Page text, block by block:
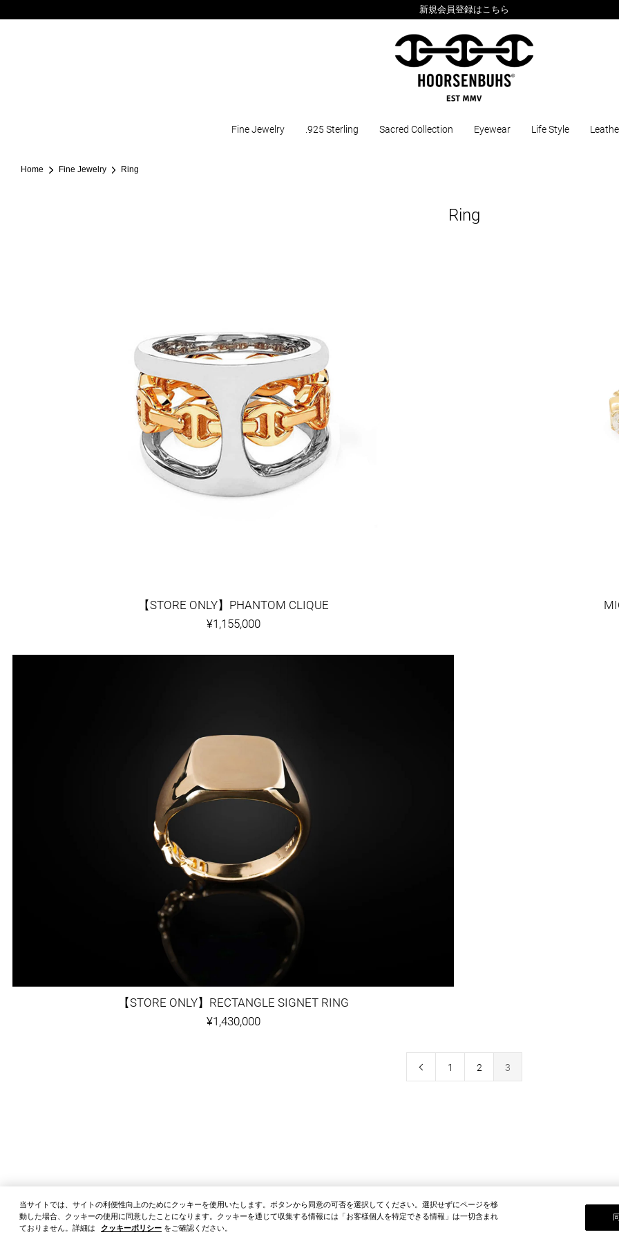
新規会員登録はこちら
Fine Jewelry .925 Sterling Sacred Collection Eyewear Life Style
Home Fine Jewelry Ring
Ring
【STORE ONLY】PHANTOM CLIQUE
¥1,155,000
【STORE ONLY】RECTANGLE SIGNET RING
¥1,430,000
1 2 3
当サイトでは、サイトの利便性向上のためにクッキーを使用いたします。ボタンから同意の可否を選択してください。選択せずにページを移
動した場合、クッキーの使用に同意したことになります。クッキーを通じて収集する情報には「お客様個人を特定できる情報」は一切含まれ
ておりません。詳細は
クッキーポリシー をご確認ください。